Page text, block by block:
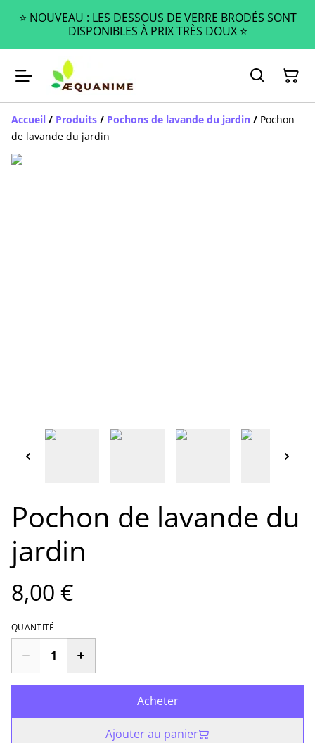
⭐️ NOUVEAU : LES DESSOUS DE VERRE BRODÉS SONT
DISPONIBLES À PRIX TRÈS DOUX ⭐️
Accueil / Produits / Pochons de lavande du jardin / Pochon
de lavande du jardin
Pochon de lavande du
jardin
8,00 €
QUANTITÉ
Acheter
Ajouter au panier